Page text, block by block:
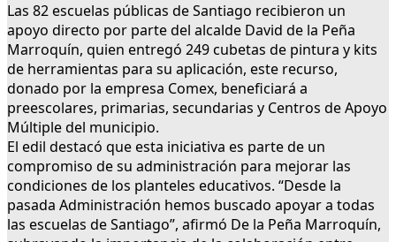
Las 82 escuelas públicas de Santiago recibieron un
apoyo directo por parte del alcalde David de la Peña
Marroquín, quien entregó 249 cubetas de pintura y kits
de herramientas para su aplicación, este recurso,
donado por la empresa Comex, beneficiará a
preescolares, primarias, secundarias y Centros de Apoyo
Múltiple del municipio.
El edil destacó que esta iniciativa es parte de un
compromiso de su administración para mejorar las
condiciones de los planteles educativos. “Desde la
pasada Administración hemos buscado apoyar a todas
las escuelas de Santiago”, afirmó De la Peña Marroquín,